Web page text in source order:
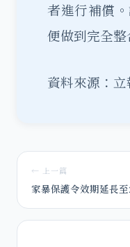
者進行補償
便做到完全整
資料來源：立
← 上一篇
家暴保護令效期延長